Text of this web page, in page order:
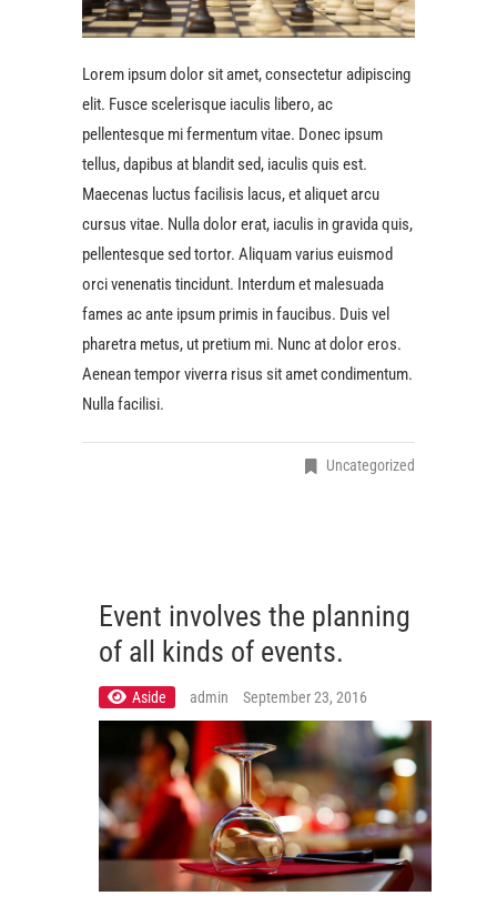
Lorem ipsum dolor sit amet, consectetur adipiscing
elit. Fusce scelerisque iaculis libero, ac
pellentesque mi fermentum vitae. Donec ipsum
tellus, dapibus at blandit sed, iaculis quis est.
Maecenas luctus facilisis lacus, et aliquet arcu
cursus vitae. Nulla dolor erat, iaculis in gravida quis,
pellentesque sed tortor. Aliquam varius euismod
orci venenatis tincidunt. Interdum et malesuada
fames ac ante ipsum primis in faucibus. Duis vel
pharetra metus, ut pretium mi. Nunc at dolor eros.
Aenean tempor viverra risus sit amet condimentum.
Nulla facilisi.
Uncategorized
Event involves the planning
of all kinds of events.
Aside admin September 23, 2016